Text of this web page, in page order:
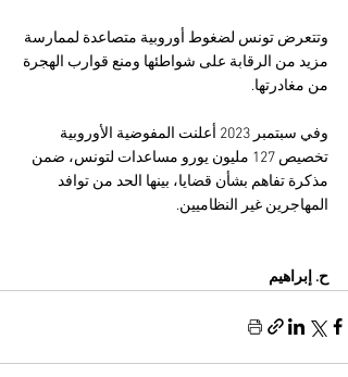
وتتعرض تونس لضغوط أوروبية متصاعدة لممارسة
مزيد من الرقابة على شواطئها ومنع قوارب الهجرة
من مغادرتها.
وفي سبتمبر 2023 أعلنت المفوضية الأوروبية
تخصيص 127 مليون يورو مساعدات لتونس، ضمن
مذكرة تفاهم بشأن قضايا، بينها الحد من توافد
المهاجرين غير النظاميين.
ح. إبراهيم